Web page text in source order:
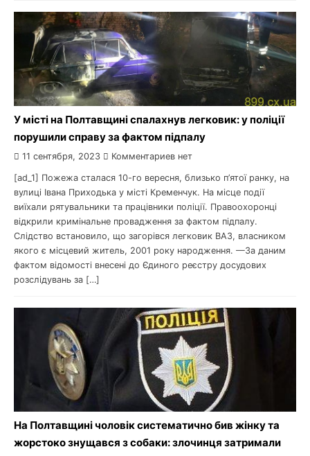
У місті на Полтавщині спалахнув легковик: у поліції
порушили справу за фактом підпалу
11 сентября, 2023 Комментариев нет
[ad_1] Пожежа сталася 10-го вересня, близько п’ятої ранку, на
вулиці Івана Приходька у місті Кременчук. На місце події
виїхали рятувальники та працівники поліції. Правоохоронці
відкрили кримінальне провадження за фактом підпалу.
Слідство встановило, що загорівся легковик ВАЗ, власником
якого є місцевий житель, 2001 року народження. —За даним
фактом відомості внесені до Єдиного реєстру досудових
розслідувань за […]
На Полтавщині чоловік систематично бив жінку та
жорстоко знущався з собаки: злочинця затримали